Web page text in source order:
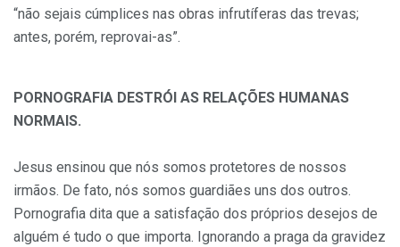
“não sejais cúmplices nas obras infrutíferas das trevas;
antes, porém, reprovai-as”.
PORNOGRAFIA DESTRÓI AS RELAÇÕES HUMANAS
NORMAIS.
Jesus ensinou que nós somos protetores de nossos
irmãos. De fato, nós somos guardiães uns dos outros.
Pornografia dita que a satisfação dos próprios desejos de
alguém é tudo o que importa. Ignorando a praga da gravidez